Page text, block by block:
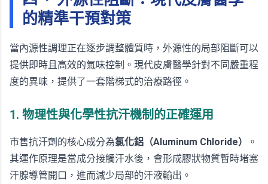
的精準干預對策
當內源性調理正在逐步調整體質時，外源性的局部阻斷可以
提供即時且高效的氣味控制。現代皮膚醫學針對不同嚴重程
度的異味，提供了一套階梯式的治療路徑。
1. 物理性與化學性抗汗機制的正確運用
市售抗汗劑的核心成分為氯化鋁（Aluminum Chloride）
。
其運作原理是當成分接觸汗水後，會形成膠狀物質暫時堵塞
汗腺導管開口，進而減少局部的汗液輸出。